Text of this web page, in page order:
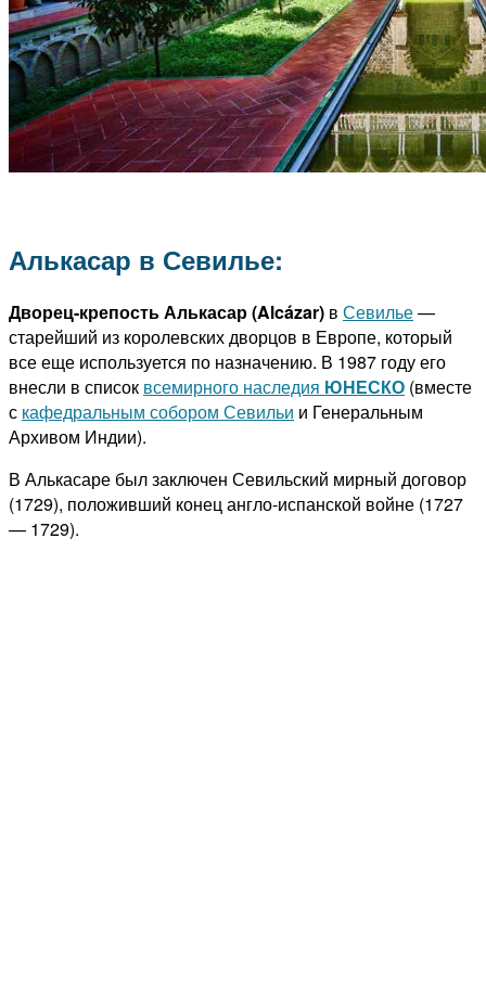
Алькасар в Севилье:
Дворец-крепость Алькасар (Alcázar) в Севилье—
старейший из королевских дворцов в Европе, который
все еще используется по назначению. В 1987 году его
внесли в список всемирного наследия ЮНЕСКО (вместе
с кафедральным собором Севильи и Генеральным
Архивом Индии).
В Алькасаре был заключен Севильский мирный договор
(1729), положивший конец англо-испанской войне (1727
— 1729).